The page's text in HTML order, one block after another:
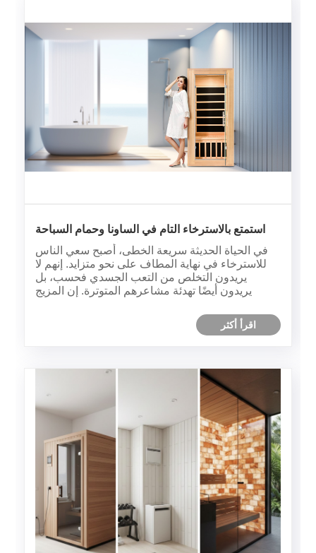
استمتع بالاسترخاء التام في الساونا وحمام السباحة
في الحياة الحديثة سريعة الخطى، أصبح سعي الناس
للاسترخاء في نهاية المطاف على نحو متزايد. إنهم لا
يريدون التخلص من التعب الجسدي فحسب، بل
يريدون أيضًا تهدئة مشاعرهم المتوترة. إن المزيج
علاجيًا، مع المكافأة المزدوجة المتمثلة في "العلاج
اقرأ أكثر